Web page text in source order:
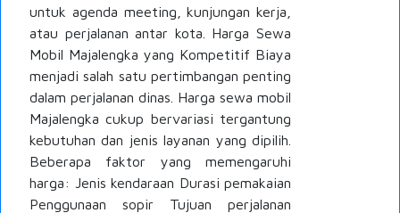
untuk agenda meeting, kunjungan kerja,
atau perjalanan antar kota. Harga Sewa
Mobil Majalengka yang Kompetitif Biaya
menjadi salah satu pertimbangan penting
dalam perjalanan dinas. Harga sewa mobil
Majalengka cukup bervariasi tergantung
kebutuhan dan jenis layanan yang dipilih.
Beberapa faktor yang memengaruhi
harga: Jenis kendaraan Durasi pemakaian
Penggunaan sopir Tujuan perjalanan